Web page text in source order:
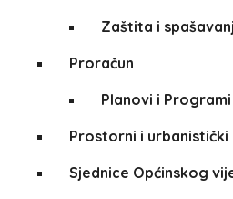
Zaštita i
Proračun
Planovi i Programi
Prostorni i urbanistički
Sjednice Općinskog